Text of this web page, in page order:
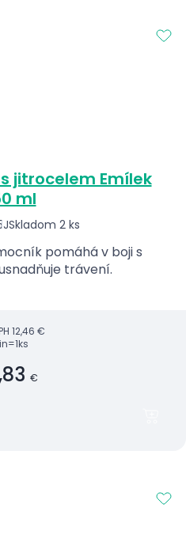
jitrocelem Emílek
ml
Skladom 2 ks
pomáhá v boji s
trávení.
12,46 €
€